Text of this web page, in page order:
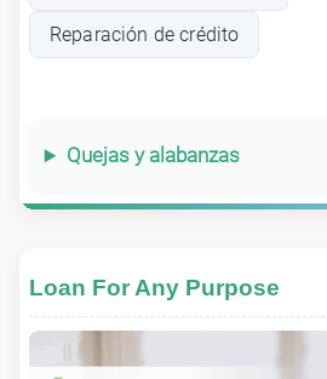
Reparación de crédito
Quejas y alabanzas
Loan For Any Purpose